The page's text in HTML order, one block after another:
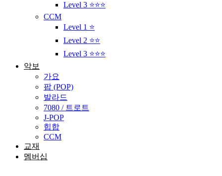
Level 3 ⭐⭐⭐
CCM
Level 1 ⭐
Level 2 ⭐⭐
Level 3 ⭐⭐⭐
악보
가요
팝 (POP)
발라드
7080 / 트로트
J-POP
힙합
CCM
교재
멤버십